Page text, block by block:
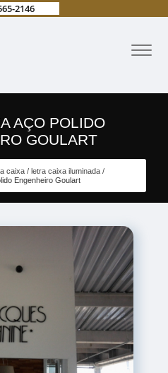
2146
AÇO POLIDO
GOULART
caixa
letra caixa iluminada
Engenheiro Goulart